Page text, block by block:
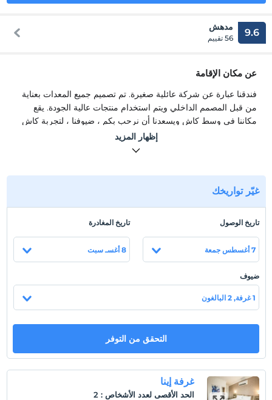
9.6 مدهش
56 تقييم
عن مكان الإقامة
فندقنا عبارة عن شركة عائلية صغيرة. تم تصميم جميع المعدات بعناية
من قبل المصمم الداخلي ويتم استخدام منتجات عالية الجودة. يقع
مكاننا في وسط كاش ويسعدنا أن نرحب بكم ، ضيوفنا ، لتجربة كاش
فندقنا عبارة عن شركة عائلية صغيرة. تم تصميم جميع المعدات بعناية
مكاننا في وسط كاش ويسعدنا أن نرحب بكم ، ضيوفنا ، لتجربة كاش
الجيدة.
موقع
الى البحر 160 كيلومترا. من مطار دالامان 200 كم. الى محطة حافلات
عرض على الخريطة
سياسات الفندق
تسجيل الوصول
بعد 14:00
إظهار المزيد
غيّر تواريخك
تاريخ الوصول
7 أغسطس جمعة
تاريخ المغادرة
8 أغسـ سبت
ضيوف
1 غرفة, 2 البالغون
التحقق من التوفر
غرفة إينا
الحد الأقصى لعدد الأشخاص :
2